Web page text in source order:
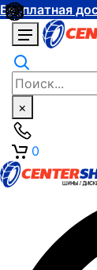
Бесплатная
×
0